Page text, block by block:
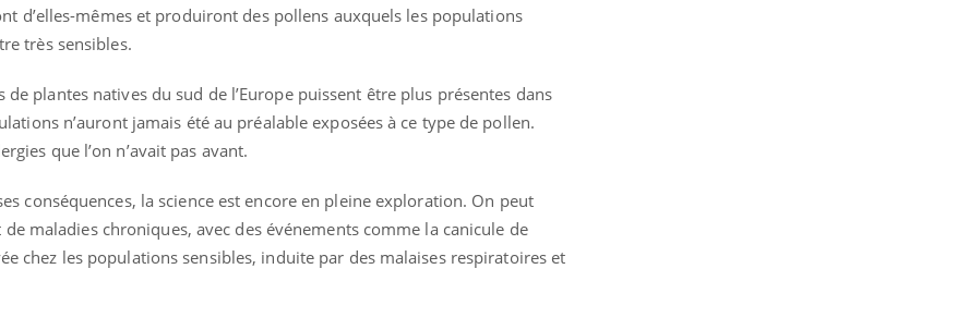
d’elles-mêmes et produiront des pollens auxquels les populations
très sensibles.
plantes natives du sud de l’Europe puissent être plus présentes dans
n’auront jamais été au préalable exposées à ce type de pollen.
que l’on n’avait pas avant.
conséquences, la science est encore en pleine exploration. On peut
maladies chroniques, avec des événements comme la canicule de
chez les populations sensibles, induite par des malaises respiratoires et